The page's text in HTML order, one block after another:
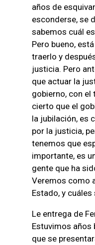
años de
esconderse, se
sabemos cuál
Pero bueno,
traerlo y
justicia. Pero
que actuar la
gobierno, con el
cierto que el
la jubilación, es
por la justicia,
tenemos que
importante, es
gente que ha
Veremos como
Estado, y
Le entrega de
Estuvimos años
que se